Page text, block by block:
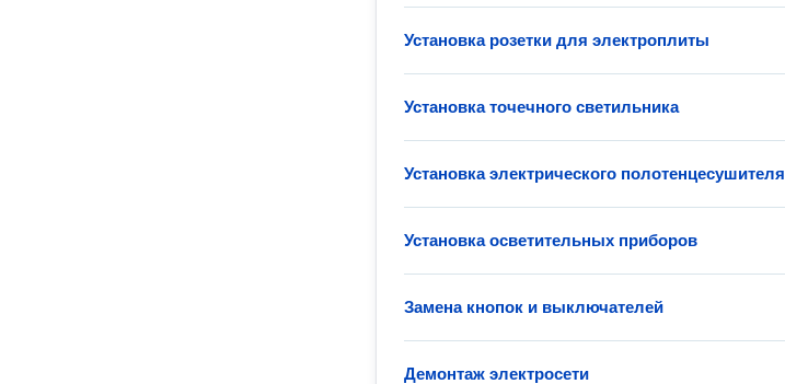
Установка розетки для электроплиты
Установка точечного светильника
Установка электрического полотенцесушителя
Установка осветительных приборов
Замена кнопок и выключателей
Демонтаж электросети